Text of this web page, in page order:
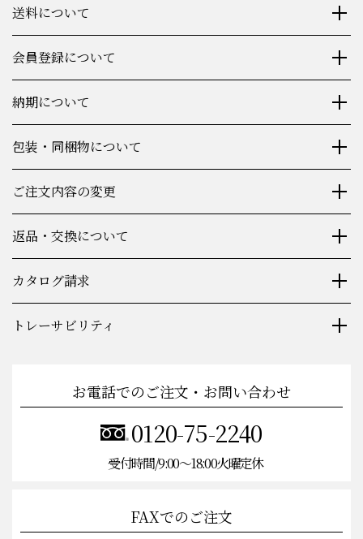
送料について
会員登録について
納期について
包装・同梱物について
ご注文内容の変更
返品・交換について
カタログ請求
トレーサビリティ
お電話でのご注文・お問い合わせ
0120-75-2240
受付時間/9:00〜18:00火曜定休
FAXでのご注文